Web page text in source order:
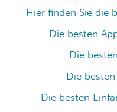
Hier finden Sie die
Die besten
Die
Die
Die besten